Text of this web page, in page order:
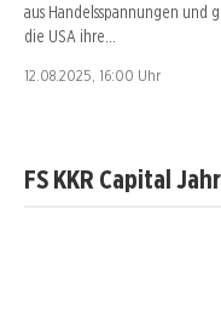
aus Handelsspannungen und
die USA ihre…
12.08.2025, 16:00 Uhr
FS KKR Capital